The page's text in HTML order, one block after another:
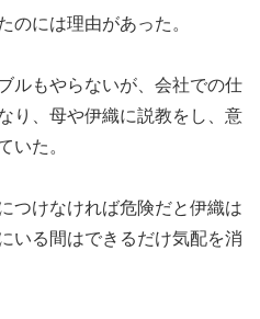
のには理由があった。
ルもやらないが、会社での仕
り、母や伊織に説教をし、意
いた。
つけなければ危険だと伊織は
いる間はできるだけ気配を消